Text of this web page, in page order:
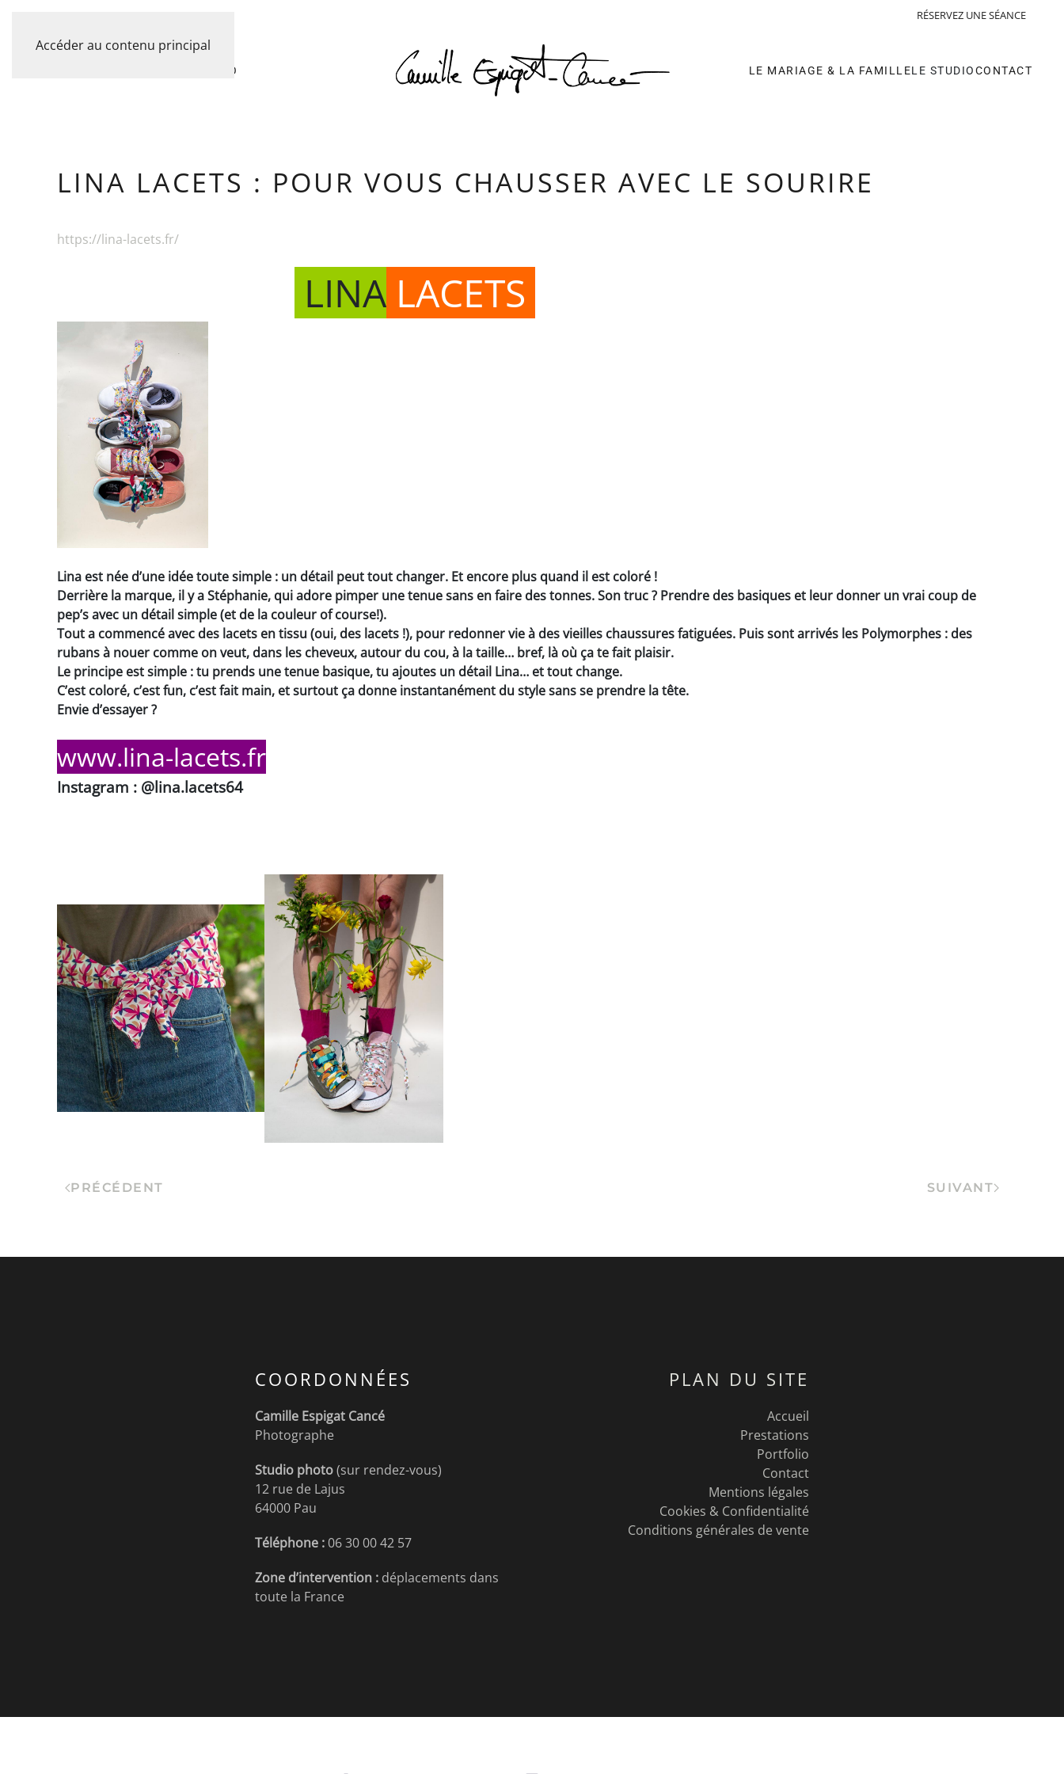
Accéder au contenu principal
RÉSERVEZ UNE SÉANCE
PORTFOLIO LE MARIAGE & LA FAMILLELE STUDIOCONTACT
LINA LACETS : POUR VOUS CHAUSSER AVEC LE SOURIRE
https://lina-lacets.fr/
LINA LACETS
Lina est née d’une idée toute simple : un détail peut tout changer. Et encore plus quand il est coloré !
Derrière la marque, il y a Stéphanie, qui adore pimper une tenue sans en faire des tonnes. Son truc ? Prendre des basiques et leur donner un vrai coup de
pep’s avec un détail simple (et de la couleur of course!).
Tout a commencé avec des lacets en tissu (oui, des lacets !), pour redonner vie à des vieilles chaussures fatiguées. Puis sont arrivés les Polymorphes : des
rubans à nouer comme on veut, dans les cheveux, autour du cou, à la taille… bref, là où ça te fait plaisir.
Le principe est simple : tu prends une tenue basique, tu ajoutes un détail Lina… et tout change.
C’est coloré, c’est fun, c’est fait main, et surtout ça donne instantanément du style sans se prendre la tête.
Envie d’essayer ?
www.lina-lacets.fr
Instagram : @lina.lacets64
PRÉCÉDENT SUIVANT
COORDONNÉES
Camille Espigat Cancé
Photographe
Studio photo(sur rendez-vous)
12 rue de Lajus
64000 Pau
Téléphone :06 30 00 42 57
Zone d’intervention : déplacements dans
toute la France
PLAN DU SITE
Accueil
Prestations
Portfolio
Contact
Mentions légales
Cookies & Confidentialité
Conditions générales de vente